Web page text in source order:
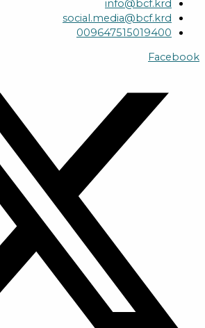
info@bcf.krd
social.media@bcf.krd
009647515019400
Facebook